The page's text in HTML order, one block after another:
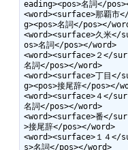
eading><pos>名詞</
<word><surface>那覇
g><pos>名詞</pos></
<word><surface>久米</
os>名詞</pos></word>
<word><surface>２</
名詞</pos></word>
<word><surface>丁目</
g><pos>接尾辞</pos></
<word><surface>４</
名詞</pos></word>
<word><surface>番</
>接尾辞</pos></word>
<word><surface>１４</
s>名詞</pos></word>